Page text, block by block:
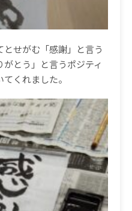
せがむ「感謝」と言う
とう」と言うポジティ
くれました。